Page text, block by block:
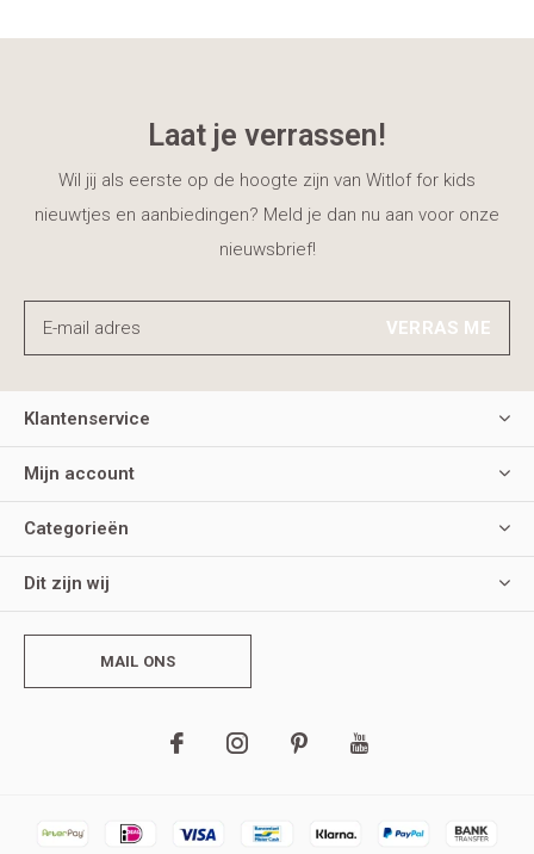
Laat je verrassen!
Wil jij als eerste op de hoogte zijn van Witlof for kids
nieuwtjes en aanbiedingen? Meld je dan nu aan voor onze
nieuwsbrief!
VERRAS ME
Klantenservice
Mijn account
Categorieën
Dit zijn wij
MAIL ONS